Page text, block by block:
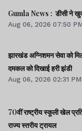
Gumla News : डीसी ने खुद
Aug 06, 2026 07:50
झारखंड अग्निशमन सेवा को
दमकल को दिखाई हरी झंडी
Aug 06, 2026 02:31 PM
70वीं राष्ट्रीय स्कूली खेल
राज्य स्तरीय ट्रायल